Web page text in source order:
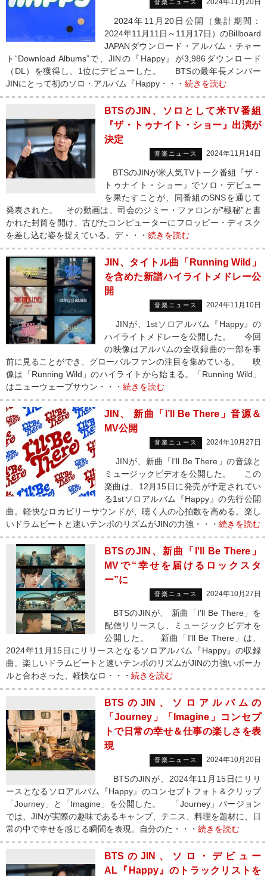
音楽ニュース 2024年11月20日
2024年11月20日公開（集計期間：
2024年11月11日～11月17日）のBillboard
JAPANダウンロード・アルバム・チャー
ト“Download Albums”で、JINの『Happy』が3,986ダウンロード
（DL）を獲得し、1位にデビューした。 BTSの最年長メンバー
JINにとって初のソロ・アルバム『Happy・・・ 続きを読む
BTSのJIN、ソロとして米TV番組
『ザ・トゥナイト・ショー』出演が
決定
音楽ニュース 2024年11月14日
BTSのJINが米人気TVトーク番組『ザ・
トゥナイト・ショー』でソロ・デビュー
を果たすことが、同番組のSNSを通じて
発表された。 その動画は、司会のジミー・ファロンが”極秘”と書
かれた封筒を開け、古びたコンピューターにフロッピー・ディスク
を差し込む姿を捉えている。デ・・・ 続きを読む
JIN、タイトル曲「Running Wild」
を含めた新譜ハイライトメドレー公
開
音楽ニュース 2024年11月10日
JINが、1stソロアルバム『Happy』の
ハイライトメドレーを公開した。 今回
の映像はアルバムの全収録曲の一部を事
前に見ることができ、グローバルファンの注目を集めている。 映
像は「Running Wild」のハイライトから始まる。「Running Wild」
はニューウェーブサウン・・・ 続きを読む
JIN、 新曲「I’ll Be There」音源＆
MV公開
音楽ニュース 2024年10月27日
JINが、新曲「I'll Be There」の音源と
ミュージックビデオを公開した。 この
楽曲は、12月15日に発売が予定されてい
る1stソロアルバム『Happy』の先行公開
曲。軽快なロカビリーサウンドが、聴く人の心拍数を高める。楽し
いドラムビートと速いテンポのリズムがJINの力強・・・ 続きを読む
BTSのJIN、新曲「I'll Be There」
MVで“幸せを届けるロックスタ
ー”に
音楽ニュース 2024年10月27日
BTSのJINが、 新曲「I'll Be There」を
配信リリースし、ミュージックビデオを
公開した。 新曲「I'll Be There」は、
2024年11月15日にリリースとなるソロアルバム『Happy』の収録
曲。楽しいドラムビートと速いテンポのリズムがJINの力強いボーカ
ルと合わさった、軽快なロ・・・ 続きを読む
BTSのJIN、ソロアルバムの
「Journey」「Imagine」コンセプ
トで日常の幸せ＆仕事の楽しさを表
現
音楽ニュース 2024年10月20日
BTSのJINが、2024年11月15日にリリ
ースとなるソロアルバム『Happy』のコンセプトフォト＆クリップ
「Journey」と「Imagine」を公開した。 「Journey」バージョン
では、JINが実際の趣味であるキャンプ、テニス、料理を題材に、日
常の中で幸せを感じる瞬間を表現。自分のた・・・ 続きを読む
BTSのJIN、ソロ・デビュー
AL『Happy』のトラックリストを